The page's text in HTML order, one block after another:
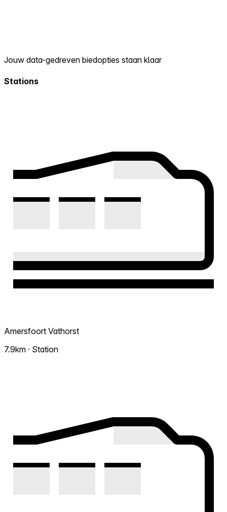
Jouw data-gedreven biedopties staan klaar
Stations
Amersfoort Vathorst
7.9km · Station